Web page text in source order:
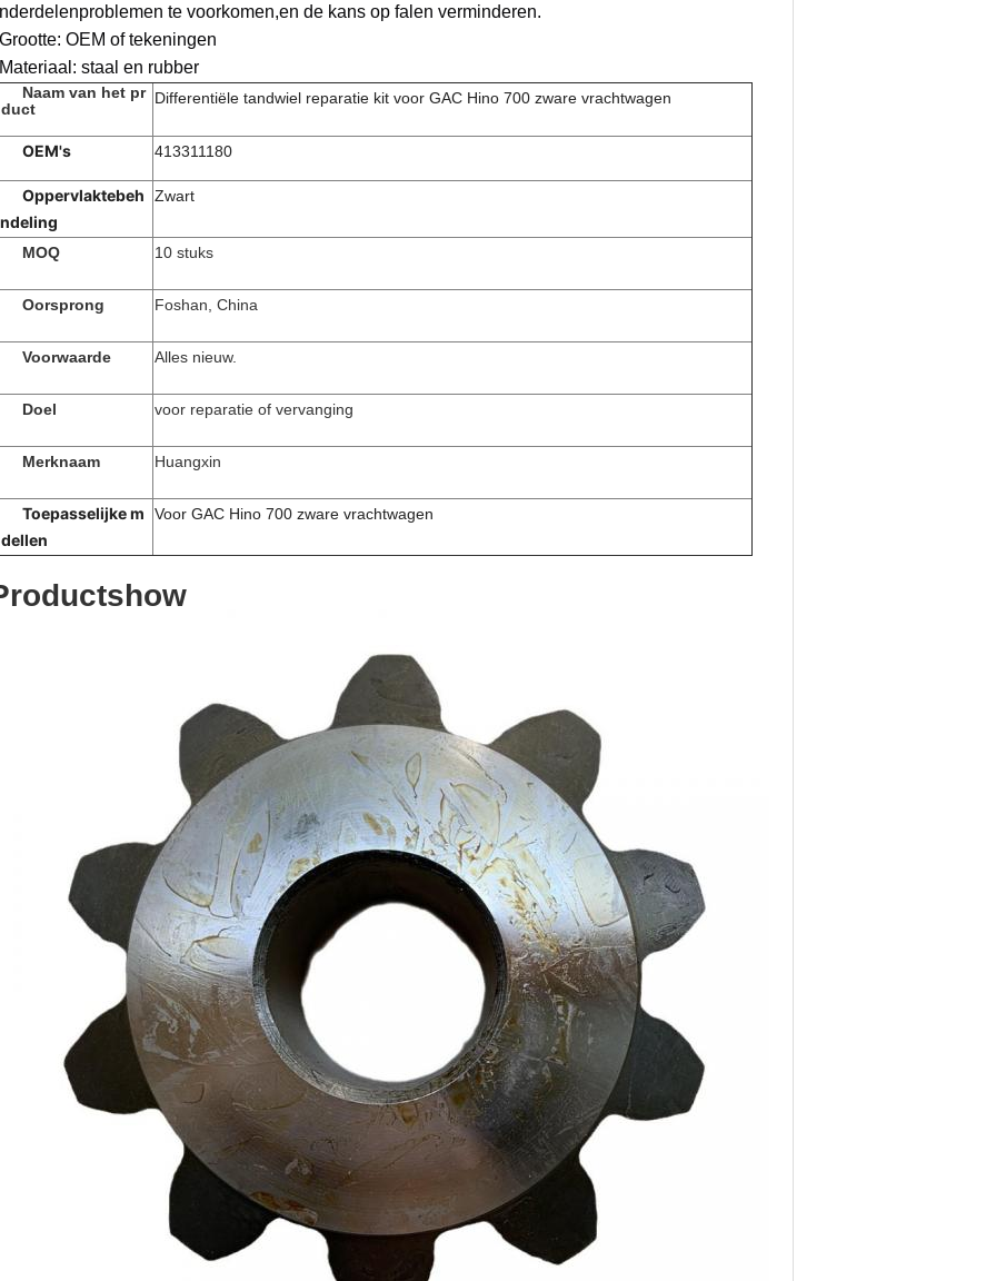
te voorkomen,en de kans op falen verminderen.
OEM of tekeningen
staal en rubber
Naam van het pr Differentiële tandwiel reparatie kit voor GAC Hino 700 zware vrachtwagen
OEM's 413311180
Oppervlaktebeh
Zwart
MOQ 10 stuks
Oorsprong Foshan, China
Voorwaarde Alles nieuw.
Doel voor reparatie of vervanging
Merknaam Huangxin
Toepasselijke m
Voor GAC Hino 700 zware vrachtwagen